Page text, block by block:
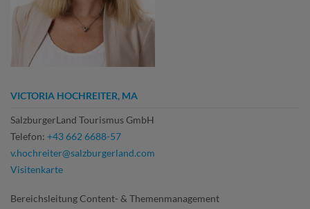
VICTORIA HOCHREITER, MA
SalzburgerLand Tourismus GmbH
Telefon: +43 662 6688-57
v.hochreiter@salzburgerland.com
Visitenkarte
Bereichsleitung Content- & Themenmanagement